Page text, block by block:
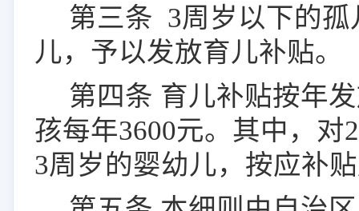
第三条 3周岁以下的
儿，予以发放育儿补贴。
第四条 育儿补贴按年
孩每年3600元。其中，对
3周岁的婴幼儿，按应补贴